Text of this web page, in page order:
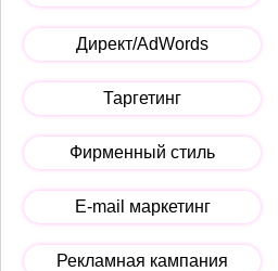
Директ/AdWords
Таргетинг
Фирменный стиль
E-mail маркетинг
Рекламная кампания